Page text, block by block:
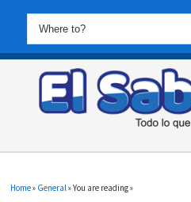
Home» General » You are reading »